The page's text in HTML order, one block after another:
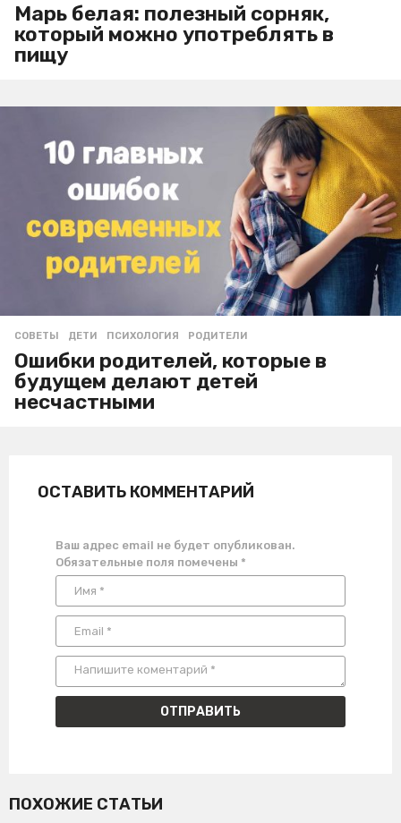
Марь белая: полезный сорняк,
который можно употреблять в
пищу
СОВЕТЫ ДЕТИ ,ПСИХОЛОГИЯ ,РОДИТЕЛИ
Ошибки родителей, которые в
будущем делают детей
несчастными
ОСТАВИТЬ КОММЕНТАРИЙ
Ваш адрес email не будет опубликован.
Обязательные поля помечены *
ПОХОЖИЕ СТАТЬИ